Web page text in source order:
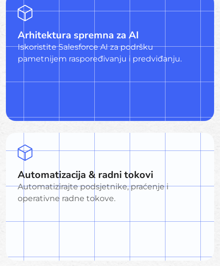
Arhitektura spremna za AI
Iskoristite Salesforce AI za podršku
pametnijem raspoređivanju i predviđanju.
Automatizacija & radni tokovi
Automatizirajte podsjetnike, praćenje i
operativne radne tokove.